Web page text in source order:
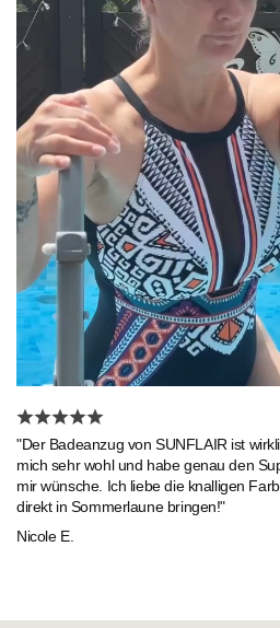
"Der Badeanzug von SUNFLAIR ist
mich sehr wohl und habe genau den
mir wünsche. Ich liebe die knalligen
direkt in Sommerlaune bringen!"
Nicole E.